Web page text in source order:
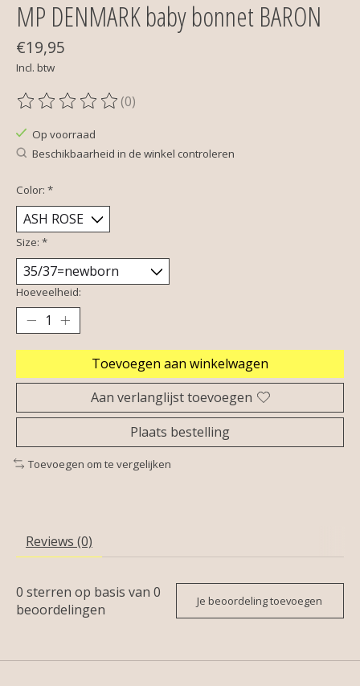
MP DENMARK baby bonnet BARON
€19,95
Incl. btw
De beoordeling van dit product is
(0)
Op voorraad
Beschikbaarheid in de winkel controleren
Color: *
Size: *
Hoeveelheid:
Toevoegen aan winkelwagen
Aan verlanglijst toevoegen
Plaats bestelling
Toevoegen om te vergelijken
Reviews (0)
0 sterren op basis van 0
beoordelingen
Je beoordeling toevoegen